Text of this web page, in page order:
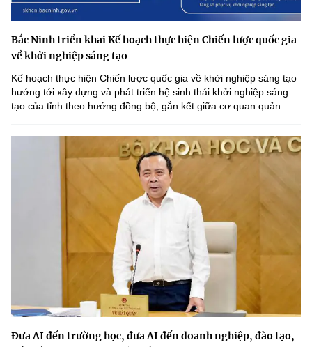
Bắc Ninh triển khai Kế hoạch thực hiện Chiến lược quốc gia
về khởi nghiệp sáng tạo
Kế hoạch thực hiện Chiến lược quốc gia về khởi nghiệp sáng tạo
hướng tới xây dựng và phát triển hệ sinh thái khởi nghiệp sáng
tạo của tỉnh theo hướng đồng bộ, gắn kết giữa cơ quan quản...
Đưa AI đến trường học, đưa AI đến doanh nghiệp, đào tạo,